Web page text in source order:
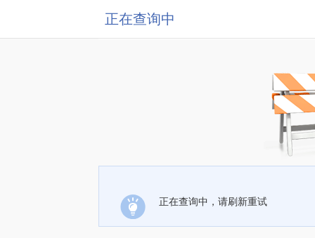
正在查询中
正在查询中，请刷新重试